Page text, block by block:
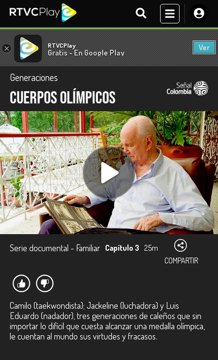
× RTVCPlay
Gratis - En Google Play
Ver
Generaciones
Cuerpos olímpicos
Serie documental - Familiar Capítulo 3 25m
COMPARTIR
Camilo (taekwondista); Jackeline (luchadora) y Luis
Eduardo (nadador), tres generaciones de caleños que sin
importar lo difícil que cuesta alcanzar una medalla olímpica,
le cuentan al mundo sus virtudes y fracasos.